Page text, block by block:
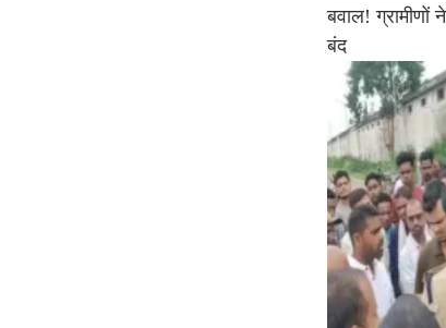
बवाल! ग्रामीणों
बंद